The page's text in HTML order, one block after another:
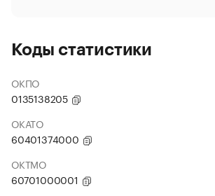
Коды статистики
ОКПО
0135138205
ОКАТО
60401374000
ОКТМО
60701000001